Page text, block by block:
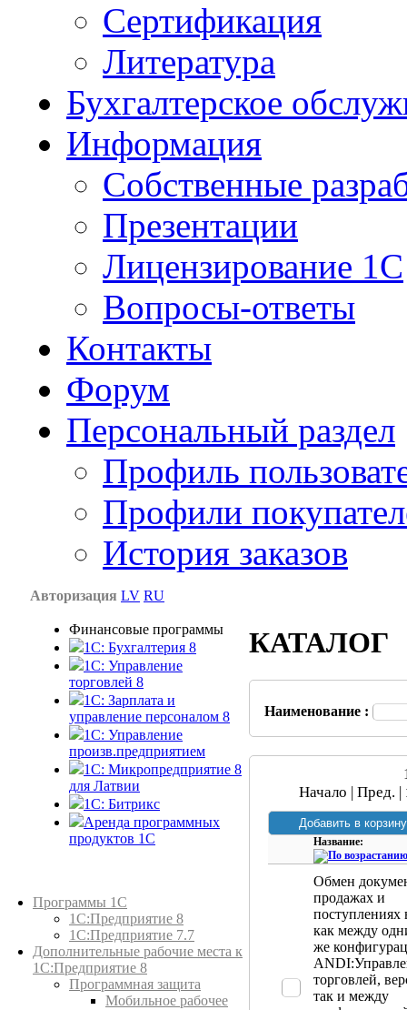
Сертификация
Литература
Бухгалтерское
Информация
Собственные
Презентации
Лицензирование 1С
Вопросы-ответы
Контакты
Форум
Персональный раздел
Профиль
Профили
История заказов
Авторизация LV RU
Финансовые программы
1С: Бухгалтерия 8
1C: Управление
торговлей 8
1C: Зарплата и
управление персоналом 8
1C: Управление
произв.предприятием
1С: Микропредприятие 8
для Латвии
1C: Битрикс
Аренда программных
продуктов 1С
Программы 1С
1С:Предприятие 8
1С:Предприятие 7.7
Дополнительные рабочие места к
1С:Предприятие 8
Программная защита
Мобильное рабочее
КАТАЛОГ
Наименование :
Начало | Пред. |
Название:
Обмен
продажах и
поступлениях
как между
же
торговлей,
так и между